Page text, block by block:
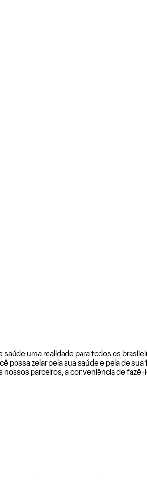
uma realidade para todos os
zelar pela sua saúde e pela de
parceiros, a conveniência de